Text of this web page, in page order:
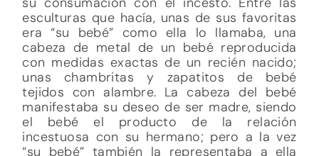
esculturas que hacía, unas de sus favoritas
era “su bebé” como ella lo llamaba, una
cabeza de metal de un bebé reproducida
con medidas exactas de un recién nacido;
unas chambritas y zapatitos de bebé
tejidos con alambre. La cabeza del bebé
manifestaba su deseo de ser madre, siendo
el bebé el producto de la relación
incestuosa con su hermano; pero a la vez
“su bebé” también la representaba a ella